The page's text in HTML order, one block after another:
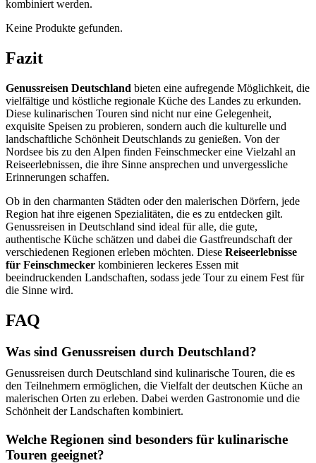
kombiniert werden.
Keine Produkte gefunden.
Fazit
Genussreisen Deutschland bieten eine aufregende Möglichkeit, die
vielfältige und köstliche regionale Küche des Landes zu erkunden.
Diese kulinarischen Touren sind nicht nur eine Gelegenheit,
exquisite Speisen zu probieren, sondern auch die kulturelle und
landschaftliche Schönheit Deutschlands zu genießen. Von der
Nordsee bis zu den Alpen finden Feinschmecker eine Vielzahl an
Reiseerlebnissen, die ihre Sinne ansprechen und unvergessliche
Erinnerungen schaffen.
Ob in den charmanten Städten oder den malerischen Dörfern, jede
Region hat ihre eigenen Spezialitäten, die es zu entdecken gilt.
Genussreisen in Deutschland sind ideal für alle, die gute,
authentische Küche schätzen und dabei die Gastfreundschaft der
verschiedenen Regionen erleben möchten. Diese Reiseerlebnisse
für Feinschmecker kombinieren leckeres Essen mit
beeindruckenden Landschaften, sodass jede Tour zu einem Fest für
die Sinne wird.
FAQ
Was sind Genussreisen durch Deutschland?
Genussreisen durch Deutschland sind kulinarische Touren, die es
den Teilnehmern ermöglichen, die Vielfalt der deutschen Küche an
malerischen Orten zu erleben. Dabei werden Gastronomie und die
Schönheit der Landschaften kombiniert.
Welche Regionen sind besonders für kulinarische
Touren geeignet?